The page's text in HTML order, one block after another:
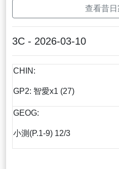
查看昔
3C - 2026-03-10
CHIN:
GP2: 智愛x1 (27)
GEOG:
小測(P.1-9) 12/3